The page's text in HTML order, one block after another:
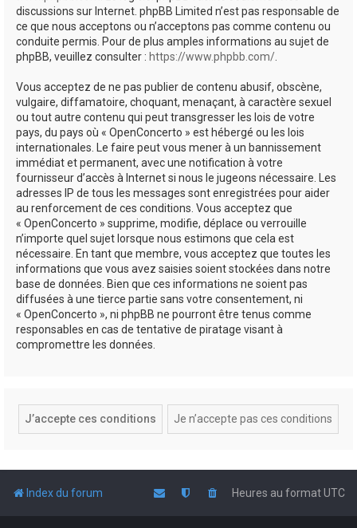
discussions sur Internet. phpBB Limited n’est pas responsable de
ce que nous acceptons ou n’acceptons pas comme contenu ou
conduite permis. Pour de plus amples informations au sujet de
phpBB, veuillez consulter : https://www.phpbb.com/.
Vous acceptez de ne pas publier de contenu abusif, obscène,
vulgaire, diffamatoire, choquant, menaçant, à caractère sexuel
ou tout autre contenu qui peut transgresser les lois de votre
pays, du pays où « OpenConcerto » est hébergé ou les lois
internationales. Le faire peut vous mener à un bannissement
immédiat et permanent, avec une notification à votre
fournisseur d’accès à Internet si nous le jugeons nécessaire. Les
adresses IP de tous les messages sont enregistrées pour aider
au renforcement de ces conditions. Vous acceptez que
« OpenConcerto » supprime, modifie, déplace ou verrouille
n’importe quel sujet lorsque nous estimons que cela est
nécessaire. En tant que membre, vous acceptez que toutes les
informations que vous avez saisies soient stockées dans notre
base de données. Bien que ces informations ne soient pas
diffusées à une tierce partie sans votre consentement, ni
« OpenConcerto », ni phpBB ne pourront être tenus comme
responsables en cas de tentative de piratage visant à
compromettre les données.
Index du forum Heures au formatUTC